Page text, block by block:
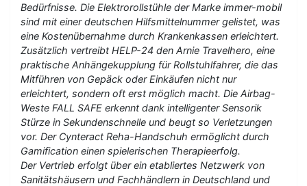
Bedürfnisse. Die Elektrorollstühle der Marke immer-mobil
sind mit einer deutschen Hilfsmittelnummer gelistet, was
eine Kostenübernahme durch Krankenkassen erleichtert.
Zusätzlich vertreibt HELP-24 den Arnie Travelhero, eine
praktische Anhängekupplung für Rollstuhlfahrer, die das
Mitführen von Gepäck oder Einkäufen nicht nur
erleichtert, sondern oft erst möglich macht. Die Airbag-
Weste FALL SAFE erkennt dank intelligenter Sensorik
Stürze in Sekundenschnelle und beugt so Verletzungen
vor. Der Cynteract Reha-Handschuh ermöglicht durch
Gamification einen spielerischen Therapieerfolg.
Der Vertrieb erfolgt über ein etabliertes Netzwerk von
Sanitätshäusern und Fachhändlern in Deutschland und